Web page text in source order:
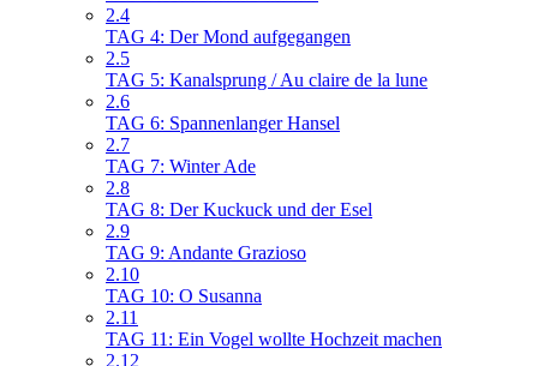
2.4
TAG 4: Der Mond aufgegangen
2.5
TAG 5: Kanalsprung / Au claire de la lune
2.6
TAG 6: Spannenlanger Hansel
2.7
TAG 7: Winter Ade
2.8
TAG 8: Der Kuckuck und der Esel
2.9
TAG 9: Andante Grazioso
2.10
TAG 10: O Susanna
2.11
TAG 11: Ein Vogel wollte Hochzeit machen
2.12